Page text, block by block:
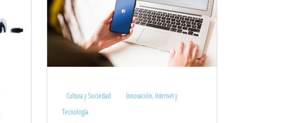
Cultura y Sociedad
Innovación, Internet y
Tecnología